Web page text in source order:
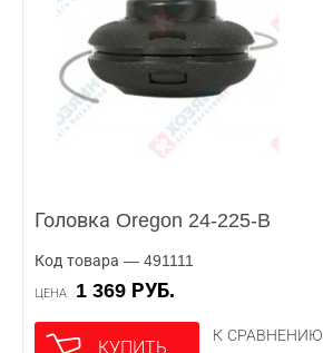
Головка Oregon 24-225-B
Код товара — 491111
ЦЕНА 1 369 РУБ.
КУПИТЬ
К СРАВНЕНИЮ